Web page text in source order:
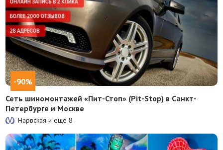
-90%
Сеть шиномонтажей «Пит-Стоп» (Pit-Stop) в Санкт-
Петербурге и Москве
Нарвская и еще8